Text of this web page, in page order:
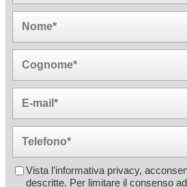
Vista l'informativa privacy,
descritte. Per limitare il consenso